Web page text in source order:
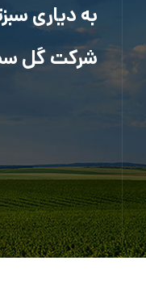
به دیاری
شرکت گل